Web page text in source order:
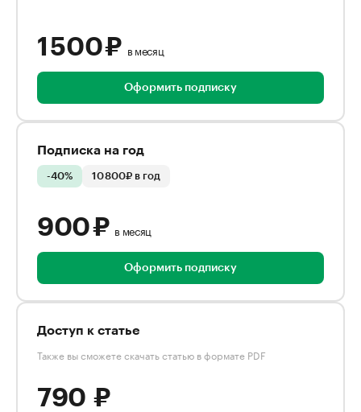
1 500 ₽ в месяц
Оформить подписку
Подписка на год
-40% 10 800₽ в год
900 ₽ в месяц
Оформить подписку
Доступ к статье
Также вы сможете скачать статью в формате PDF
790 ₽